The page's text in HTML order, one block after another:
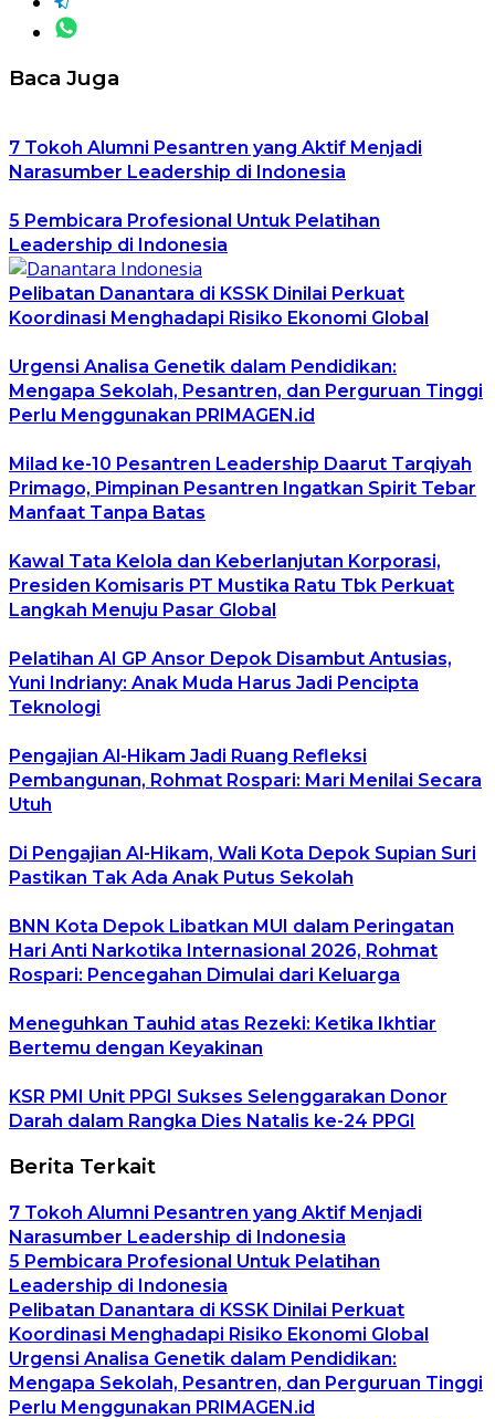
Baca Juga
7 Tokoh Alumni Pesantren yang Aktif Menjadi
Narasumber Leadership di Indonesia
5 Pembicara Profesional Untuk Pelatihan
Leadership di Indonesia
Pelibatan Danantara di KSSK Dinilai Perkuat
Koordinasi Menghadapi Risiko Ekonomi Global
Urgensi Analisa Genetik dalam Pendidikan:
Mengapa Sekolah, Pesantren, dan Perguruan Tinggi
Perlu Menggunakan PRIMAGEN.id
Milad ke-10 Pesantren Leadership Daarut Tarqiyah
Primago, Pimpinan Pesantren Ingatkan Spirit Tebar
Manfaat Tanpa Batas
Kawal Tata Kelola dan Keberlanjutan Korporasi,
Presiden Komisaris PT Mustika Ratu Tbk Perkuat
Langkah Menuju Pasar Global
Pelatihan AI GP Ansor Depok Disambut Antusias,
Yuni Indriany: Anak Muda Harus Jadi Pencipta
Teknologi
Pengajian Al-Hikam Jadi Ruang Refleksi
Pembangunan, Rohmat Rospari: Mari Menilai Secara
Utuh
Di Pengajian Al-Hikam, Wali Kota Depok Supian Suri
Pastikan Tak Ada Anak Putus Sekolah
BNN Kota Depok Libatkan MUI dalam Peringatan
Hari Anti Narkotika Internasional 2026, Rohmat
Rospari: Pencegahan Dimulai dari Keluarga
Meneguhkan Tauhid atas Rezeki: Ketika Ikhtiar
Bertemu dengan Keyakinan
KSR PMI Unit PPGI Sukses Selenggarakan Donor
Darah dalam Rangka Dies Natalis ke-24 PPGI
Berita Terkait
7 Tokoh Alumni Pesantren yang Aktif Menjadi
Narasumber Leadership di Indonesia
5 Pembicara Profesional Untuk Pelatihan
Leadership di Indonesia
Pelibatan Danantara di KSSK Dinilai Perkuat
Koordinasi Menghadapi Risiko Ekonomi Global
Urgensi Analisa Genetik dalam Pendidikan:
Mengapa Sekolah, Pesantren, dan Perguruan Tinggi
Perlu Menggunakan PRIMAGEN.id